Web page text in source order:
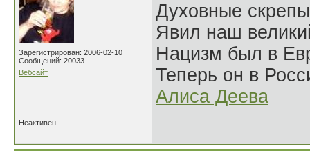
Зарегистрирован: 2006-02-10
Сообщений: 20033
Вебсайт
Духовные
Явил наш
Нацизм был в
Теперь он в
Алиса Деева
Неактивен